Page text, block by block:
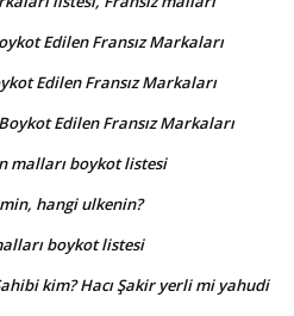
Edilen Fransız Markaları
Edilen Fransız Markaları
Edilen Fransız Markaları
malları boykot listesi
hangi ulkenin?
boykot listesi
kim? Hacı Şakir yerli mi yahudi